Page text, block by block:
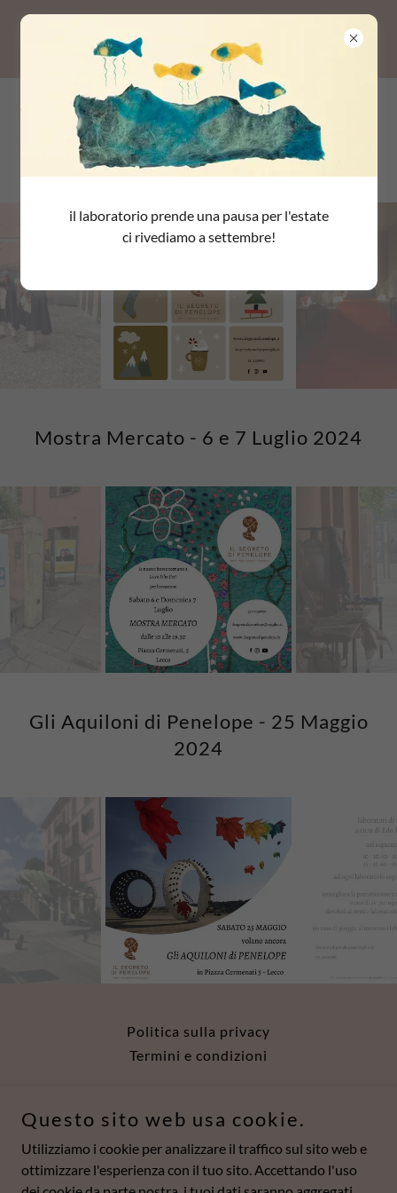
Mostra Mercato di Natale - 6, 7, 8 e
14, 21 Dicembre 2024
Mostra Mercato - 6 e 7 Luglio 2024
Gli Aquiloni di Penelope - 25 Maggio
2024
Politica sulla privacy
Termini e condizioni
Il Segreto di Penelope - C.F. 92081620137
Piazza Mario Cermenati 5, 23900 Lecco, Italy
il laboratorio prende una pausa per l'estate
ci rivediamo a settembre!
Questo sito web usa cookie.
Utilizziamo i cookie per analizzare il traffico sul sito web e
ottimizzare l'esperienza con il tuo sito. Accettando l'uso